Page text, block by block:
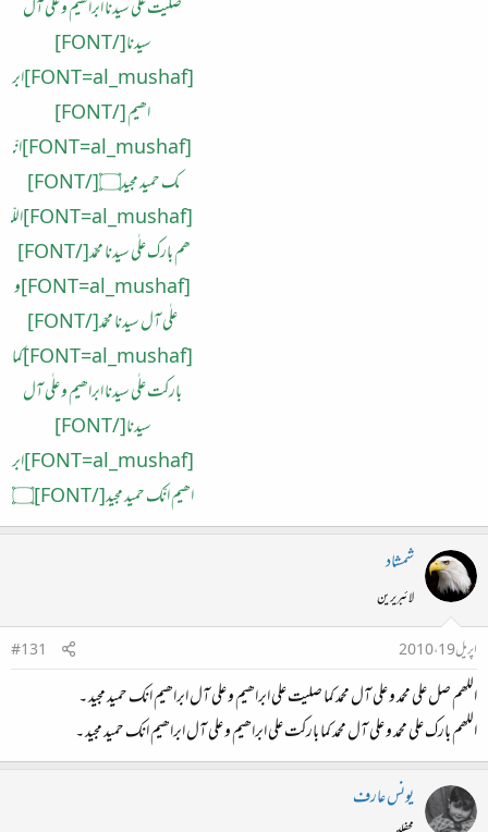
صلیت علٰی سیدنا ابراھیم و علٰی آل
سیدنا[/FONT]
[FONT=al_mushaf]ابر
اھیم [/FONT]
[FONT=al_mushaf]انّ
ک حمید مجید۝[/FONT]
[FONT=al_mushaf]اللّ
ھم بارک علٰی سیدنا محمّد[/FONT]
[FONT=al_mushaf]و
علٰی آل سیدنا محمّد[/FONT]
[FONT=al_mushaf]کما
بارکت علٰی سیدنا ابراھیم و علٰی آل
سیدنا[/FONT]
[FONT=al_mushaf]ابر
اھیم انّک حمید مجید[/FONT]۝
شمشاد
لائبریرین
اپریل 19، 2010
#131
اللھم صل علی محمد و علی آل محمد کما صلیت علی ابراھیم و علی آل ابراھیم انک حمید مجید ۔
اللھم بارک علی محمد و علی آل محمد کما بارکت علی ابراھیم و علی آل ابراھیم انک حمید مجید ۔
یونس عارف